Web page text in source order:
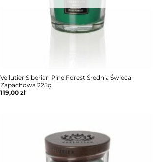
Vellutier Siberian Pine Forest Średnia Świeca
Zapachowa 225g
119,00zł